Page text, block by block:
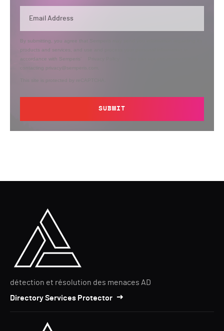
By submitting, you agree that Semperis may send you information regarding its
products and services, and use and process your personal information in
accordance with Semperis’
contacting privacy@semperis.com.
This site is protected by reCAPTCHA.
SUBMIT
détection et résolution des menaces AD
Directory Services Protector